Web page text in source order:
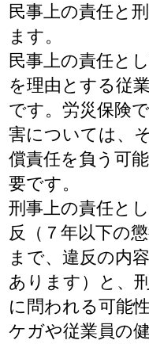
民事上の責任と
ます。
民事上の責任と
を理由とする従
です。労災保険
害については、
償責任を負う可
要です。
刑事上の責任と
反（７年以下の
まで、違反の内
あります）と、
に問われる可能
ケガや従業員の